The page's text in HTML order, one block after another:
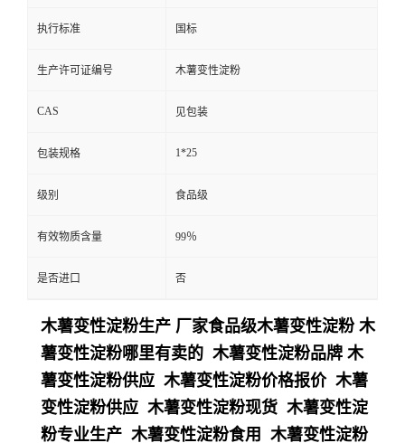
执行标准 国标
生产许可证编号 木薯变性淀粉
CAS 见包装
包装规格 1*25
级别 食品级
有效物质含量 99％
是否进口 否
木薯变性淀粉生产 厂家食品级木薯变性淀粉 木
薯变性淀粉哪里有卖的 木薯变性淀粉品牌 木
薯变性淀粉供应 木薯变性淀粉价格报价 木薯
变性淀粉供应 木薯变性淀粉现货 木薯变性淀
粉专业生产 木薯变性淀粉食用 木薯变性淀粉